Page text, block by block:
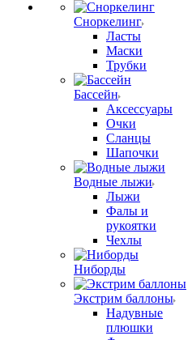
Сноркелинг
Ласты
Маски
Трубки
Бассейн
Аксессуары
Очки
Сланцы
Шапочки
Водные лыжи
Лыжи
Фалы и
рукоятки
Чехлы
Ниборды
Экстрим баллоны
Надувные
плюшки